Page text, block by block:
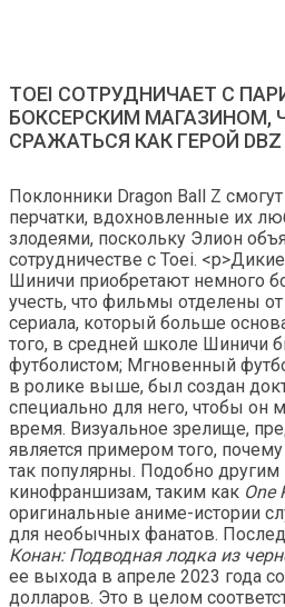
TOEI СОТРУДНИЧАЕТ С
БОКСЕРСКИМ МАГАЗИНОМ,
СРАЖАТЬСЯ КАК ГЕРОЙ
Поклонники Dragon Ball Z
перчатки, вдохновленные их
злодеями, поскольку Элион
сотрудничестве с Toei.
Шиничи приобретают немного
учесть, что фильмы отделены
сериала, который больше
того, в средней школе Шиничи
футболистом; Мгновенный
в ролике выше, был создан
специально для него, чтобы он
время. Визуальное зрелище,
является примером того,
так популярны. Подобно
кинофраншизам, таким как One
оригинальные аниме-истории
для необычных фанатов.
Конан: Подводная лодка из
ее выхода в апреле 2023 года
долларов. Это в целом